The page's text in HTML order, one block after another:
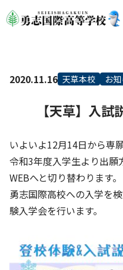
2020.11.16 天草本校 お
【天草】入
いよいよ12月14日から専
令和3年度入学生より出願
WEBへと切り替わります。
勇志国際高校への入学を
験入学会を行います。